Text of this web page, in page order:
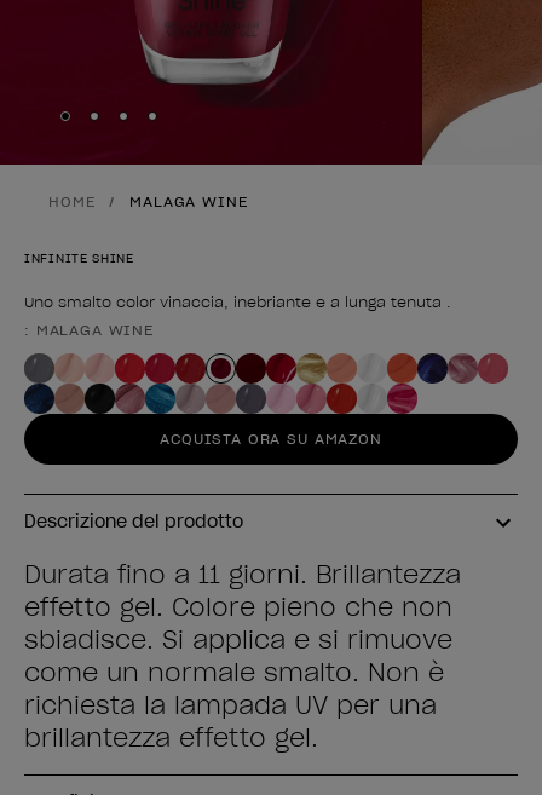
Skip to slide
Skip to slide
Skip to slide
Skip to slide
HOME MALAGA WINE
INFINITE SHINE
Uno smalto color vinaccia, inebriante e a lunga tenuta .
Forma del prodotto
: MALAGA WINE
ACQUISTA ORA SU AMAZON
Descrizione del prodotto
Durata fino a 11 giorni. Brillantezza
effetto gel. Colore pieno che non
sbiadisce. Si applica e si rimuove
come un normale smalto. Non è
richiesta la lampada UV per una
brillantezza effetto gel.